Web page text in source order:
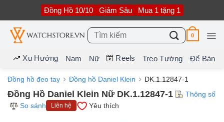
nội
dung
Đồng Hồ 10/10 Giảm Sâu Mua 1 tặng 1
Tìm
kiếm:
0
Xu Hướng Nam Nữ Reels Treo Tường Để Bàn
Đồng hồ đeo tay Đồng hồ Daniel Klein DK.1.12847-1
Đồng Hồ Daniel Klein Nữ DK.1.12847-1
Thông số
So sánh
Liên hệ Yêu thích